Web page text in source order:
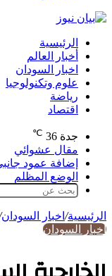
الرئيسية
أخبار العالم
اخبار السودان
علوم وتكنولوجيا
رياضة
اقتصاد
جدة 36
℃
مقال عشوائي
إضافة عمود
الوضع المظلم
الرئيسية/ اخبار السودان
اخبار السودان